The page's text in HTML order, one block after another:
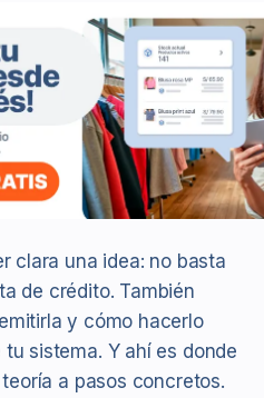
clara una idea: no basta
de crédito. También
y cómo hacerlo
sistema. Y ahí es donde
a pasos concretos.